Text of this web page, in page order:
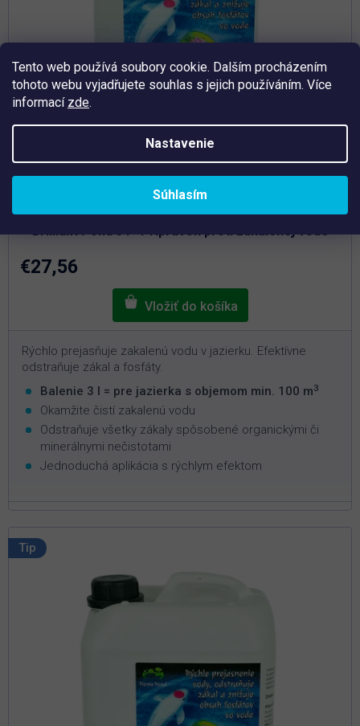
Tento web používá soubory cookie. Dalším procházením
tohoto webu vyjadřujete souhlas s jejich používáním. Více
informací zde.
Nastavenie
Súhlasím
Brilliant Pond 3 l - Prípravok proti zakalenej vode
Priemerné
hodnotenie
produktu
5,0
Skladem
€27,56
Rýchlo prejasňuje zakalenú vodu v jazierku. Efektívne
odstraňuje zákal a fosfáty.
Balenie 3 l = pre jazierka s objemom min. 100 m3
Okamžite čistí zakalenú vodu
Odstraňuje všetky zákaly spôsobené organickými či
minerálnymi nečistotami
Jednoduchá aplikácia s rýchlym efektom
Tip